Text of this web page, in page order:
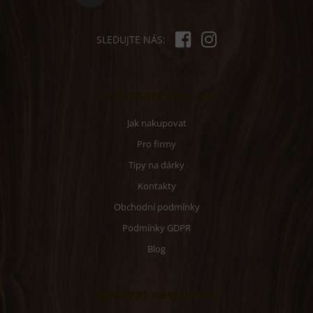
SLEDUJTE NÁS:
Jak nakupovat
Pro firmy
Tipy na dárky
Kontakty
Obchodní podmínky
Podmínky GDPR
Blog